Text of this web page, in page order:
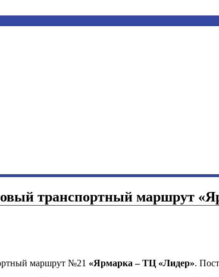
транспортный маршрут
маршрут №21 «Ярмарка – ТЦ «Лидер».